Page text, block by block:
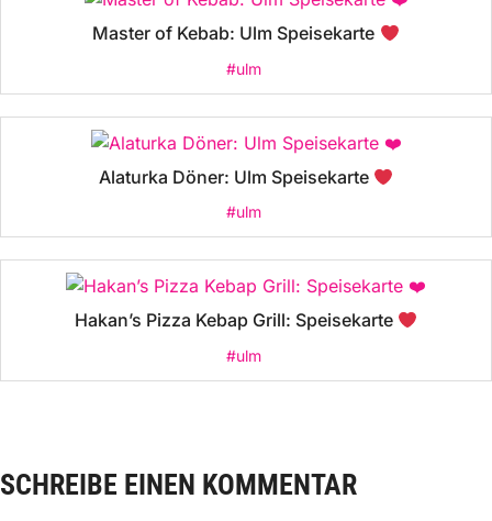
Master of Kebab: Ulm Speisekarte
#ulm
Alaturka Döner: Ulm Speisekarte
#ulm
Hakan’s Pizza Kebap Grill: Speisekarte
#ulm
SCHREIBE EINEN KOMMENTAR